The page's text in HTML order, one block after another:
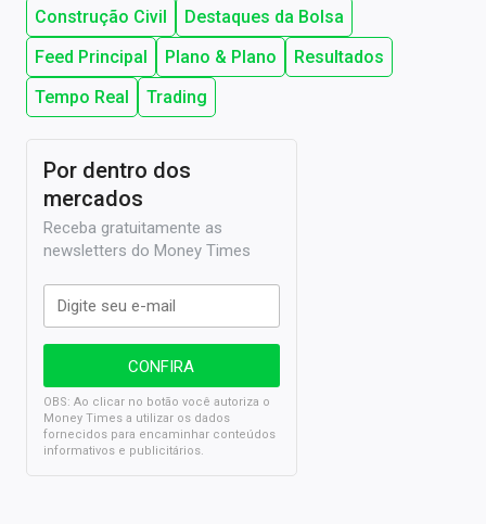
Construção Civil
Destaques da Bolsa
Feed Principal
Plano & Plano
Resultados
Tempo Real
Trading
Por dentro dos
mercados
Receba gratuitamente as
newsletters do Money Times
OBS: Ao clicar no botão você autoriza o
Money Times a utilizar os dados
fornecidos para encaminhar conteúdos
informativos e publicitários.